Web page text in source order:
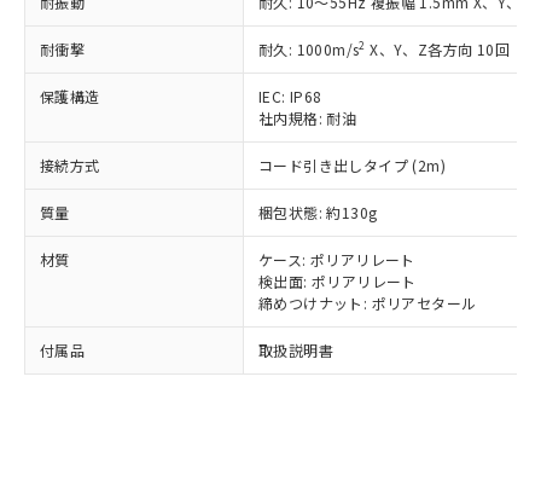
耐衝撃 耐久: 1000m/s2 X、Y、Z各方向 10回
保護構造
IEC: IP68
社内規格: 耐油
接続方式 コード引き出しタイプ (2m)
質量 梱包状態: 約130g
材質
ケース: ポリアリレート
検出面: ポリアリレート
締めつけナット: ポリアセタール
付属品 取扱説明書
覧された時点での実際の在庫および標
準価格とは異なる場合があることをご
了承ください。
正式な納期状況および標準価格はお客
様のお取引先、またはお客様担当のオ
ムロン制御機器販売店・当社販売員に
ご相談ください。
オムロン制御機器販売店や当社販売拠
販売ネットワーク
」をご確認
在庫状況および標準価格結果を当社の
事前の承諾なく第三者に漏洩または開
示しないようお願いします。
マイパーツ機能（部品リスト作成サー
ビス）をご利用いただくには、I-Web
六価クロム(Cr(Ⅵ)) 1000ppm以下、ポリ臭化ビフェニル
類(PBB) 1000ppm以下、ポリ臭化ジフェニルエーテル類
(PBDE) 1000ppm以下、フタル酸ビス(2-エチルヘキシ
ル) (DEHP)(別名：DOP) 1000ppm以下、フタル酸ブチ
ルベンジル（BBP） 1000ppm以下、フタル酸ジブチル
（DBP） 1000ppm以下、フタル酸ジイソブチル
但し、RoHS指令で産業用監視および制御機器に対する
図的な使用がないことを確認しています。
部品在庫の切り替え状況などにより、予定
月が前後することがあります。
*中国RoHS10物質の基準値 (GB/T26572)：
Pb(鉛) :1000ppm、 Hg(水銀) : 1000ppm、 Cd(カドミウ
Cr(Ⅵ)(六価クロム) : 1000ppm、 PBBs(ポリ臭化ビフェ
ニル類) : 1000ppm、 PBDEs(ポリ臭化ジフェニルエーテ
ル類) : 1000ppm、
DBP(フタル酸ジブチル) : 1000ppm、 DIBP(フタル酸ジ
イソブチル) : 1000ppm、 BBP(フタル酸ブチルベンジ
DEHP(フタル酸ビス(2-エチルヘキシル)) : 1000ppm
※2 環境保護使用期限
「ｅ」：有害物質（10物質）のすべてが基
準値以下であることを示します。
「10」：通常の使用状況下において有害物
質が外部に漏えいし、環境に深刻な影響を
国政府の輸出許可(または役務取引許
可)を取得するなどの必要な手続きを
当社は規制貨物を破棄する場合は、完
全に破砕するなど、違法に輸出されな
いよう必要な手段を講じます。
当社は貴社製品を、核兵器、ミサイ
ル、化学兵器、生物兵器またはその他
武器並びにこれらの製造装置等に一切
使用いたしません。
当社は、貴社製品を第三者に販売する
場合は、上記1、2および3の内容を当
該第三者に通知します。また当社は、
販売先および販売に係わる関係者が違
法に輸出するおそれがある場合は、取
一定数以上の在庫あり
一定数には満たないが在庫あり
在庫なし(最新の在庫状況につ
いては、お客様のお取引先、ま
たはお客様担当のオムロン制御
機器販売店・当社販売員にご確
認ください)
白
受注生産機種、また在庫状況の
情報を公開していない機種